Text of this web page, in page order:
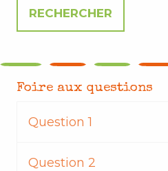
Foire aux questions
Question 1
Question 2